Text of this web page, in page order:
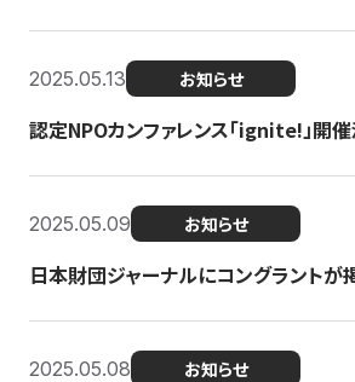
2025.05.13 お知らせ
認定NPOカンファレンス「ignite!」開
2025.05.09 お知らせ
日本財団ジャーナルにコングラントが
2025.05.08 お知らせ